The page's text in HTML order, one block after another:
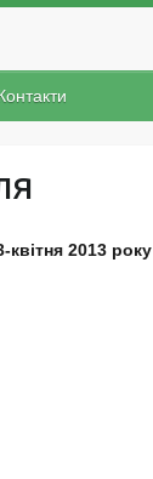
квітня 2013 року